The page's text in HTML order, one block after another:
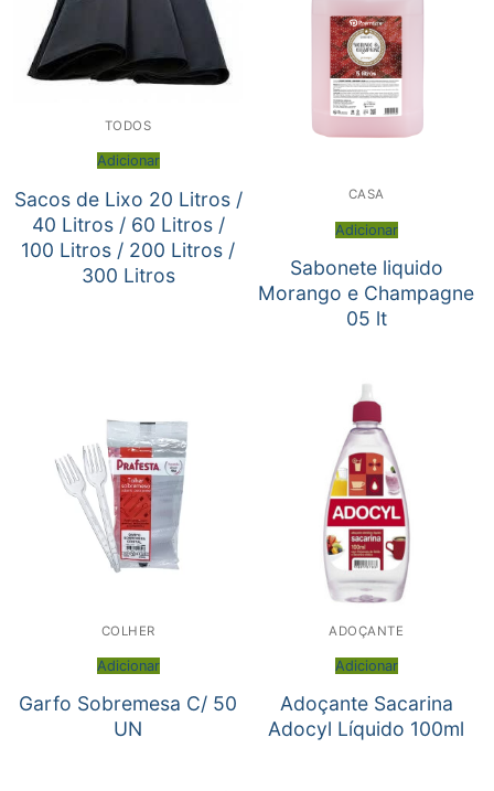
TODOS
Adicionar
Sacos de Lixo 20 Litros /
40 Litros / 60 Litros /
100 Litros / 200 Litros /
300 Litros
CASA
Adicionar
Sabonete liquido
Morango e Champagne
05 lt
COLHER
Adicionar
Garfo Sobremesa C/ 50
UN
ADOÇANTE
Adicionar
Adoçante Sacarina
Adocyl Líquido 100ml